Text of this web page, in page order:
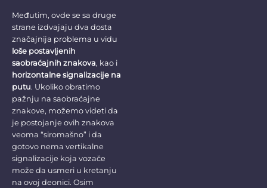
Međutim, ovde se sa druge
strane izdvajaju dva dosta
značajnija problema u vidu
loše postavljenih
saobraćajnih znakova, kao i
horizontalne signalizacije na
putu. Ukoliko obratimo
pažnju na saobraćajne
znakove, možemo videti da
je postojanje ovih znakova
veoma “siromašno” i da
gotovo nema vertikalne
signalizacije koja vozače
može da usmeri u kretanju
na ovoj deonici. Osim